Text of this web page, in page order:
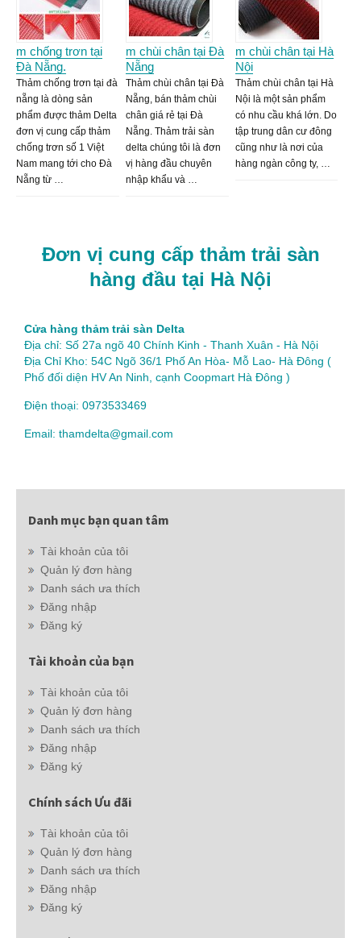
m chống trơn tại
Đà Nẵng.
Thảm chống trơn tại đà
nẵng là dòng sản
phẩm được thảm Delta
đơn vị cung cấp thảm
chống trơn số 1 Việt
Nam mang tới cho Đà
Nẵng từ …
m chùi chân tại Đà
Nẵng
Thảm chùi chân tại Đà
Nẵng, bán thảm chùi
chân giá rẻ tại Đà
Nẵng. Thảm trải sàn
delta chúng tôi là đơn
vị hàng đầu chuyên
nhập khẩu và …
m chùi chân tại Hà
Nội
Thảm chùi chân tại Hà
Nội là một sản phẩm
có nhu cầu khá lớn. Do
tập trung dân cư đông
cũng như là nơi của
hàng ngàn công ty, …
Đơn vị cung cấp thảm trải sàn
hàng đầu tại Hà Nội
Cửa hàng thảm trải sàn Delta
Địa chỉ: Số 27a ngõ 40 Chính Kinh - Thanh Xuân - Hà Nội
Địa Chỉ Kho: 54C Ngõ 36/1 Phố An Hòa- Mỗ Lao- Hà Đông (
Phố đối diện HV An Ninh, cạnh Coopmart Hà Đông )
Điện thoại: 0973533469
Email: thamdelta@gmail.com
Danh mục bạn quan tâm
Tài khoản của tôi
Quản lý đơn hàng
Danh sách ưa thích
Đăng nhập
Đăng ký
Tài khoản của bạn
Tài khoản của tôi
Quản lý đơn hàng
Danh sách ưa thích
Đăng nhập
Đăng ký
Chính sách Ưu đãi
Tài khoản của tôi
Quản lý đơn hàng
Danh sách ưa thích
Đăng nhập
Đăng ký